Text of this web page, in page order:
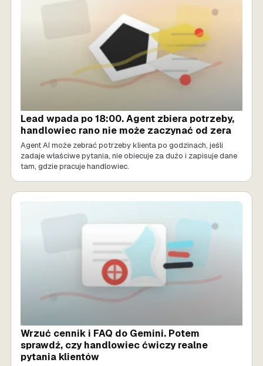
Lead wpada po 18:00. Agent zbiera potrzeby,
handlowiec rano nie może zaczynać od zera
Agent AI może zebrać potrzeby klienta po godzinach, jeśli
zadaje właściwe pytania, nie obiecuje za dużo i zapisuje dane
tam, gdzie pracuje handlowiec.
SPRZEDAŻ AI
Wrzuć cennik i FAQ do Gemini. Potem
sprawdź, czy handlowiec ćwiczy realne
pytania klientów